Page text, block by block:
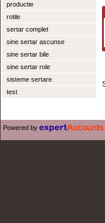
productie
rotile
sertar complet
sine sertar ascunse
sine sertar bile
sine sertar role
sisteme sertare
test
Powered by